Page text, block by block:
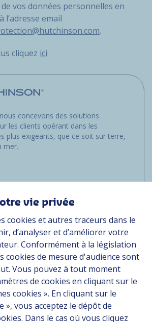
vos données personnelles en
l’adresse email
.
cliquez ici
concevons des solutions
les clients opérant dans les
plus exigeants, que ce soit sur terre,
mer.
vie privée
cookies et autres traceurs dans le
d’analyser et d’améliorer votre
Conformément à la législation
cookies de mesure d'audience sont
Vous pouvez à tout moment
de cookies en cliquant sur le
cookies ». En cliquant sur le
», vous acceptez le dépôt de
Dans le cas où vous cliquez